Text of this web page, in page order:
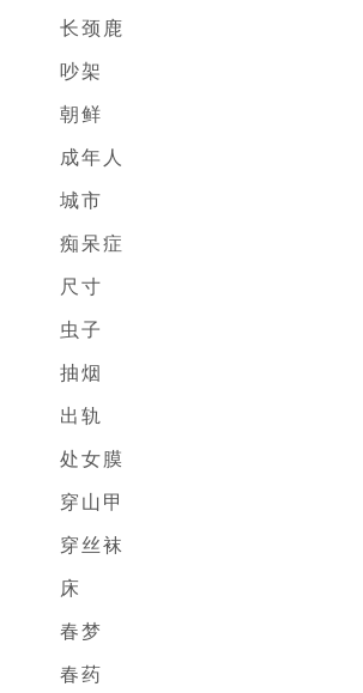
长颈鹿
吵架
朝鲜
成年人
城市
痴呆症
尺寸
虫子
抽烟
出轨
处女膜
穿山甲
穿丝袜
床
春梦
春药